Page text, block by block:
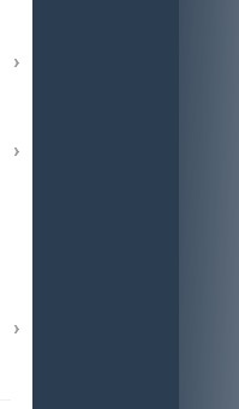
›
›
›